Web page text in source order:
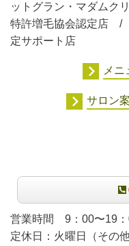
ットグラン・マダムク
特許増毛協会認定店 /
定サポート店
メ
サロン
営業時間 9：00〜19
定休日：火曜日（その